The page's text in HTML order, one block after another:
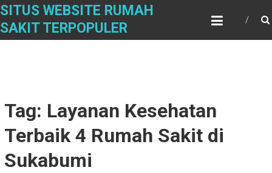
Skip
content
SITUS WEBSITE RUMAH
SAKIT TERPOPULER
Tag: Layanan Kesehatan
Terbaik 4 Rumah Sakit di
Sukabumi